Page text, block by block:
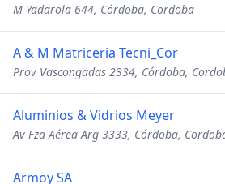
M Yadarola 644, Córdoba, Cordoba
A & M Matriceria Tecni_Cor
Prov Vascongadas 2334, Córdoba,
Aluminios & Vidrios Meyer
Av Fza Aérea Arg 3333, Córdoba,
Armoy SA